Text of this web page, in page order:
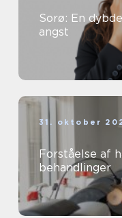
Sorø: En
angst
31. oktober
Forståelse af
behandlinger